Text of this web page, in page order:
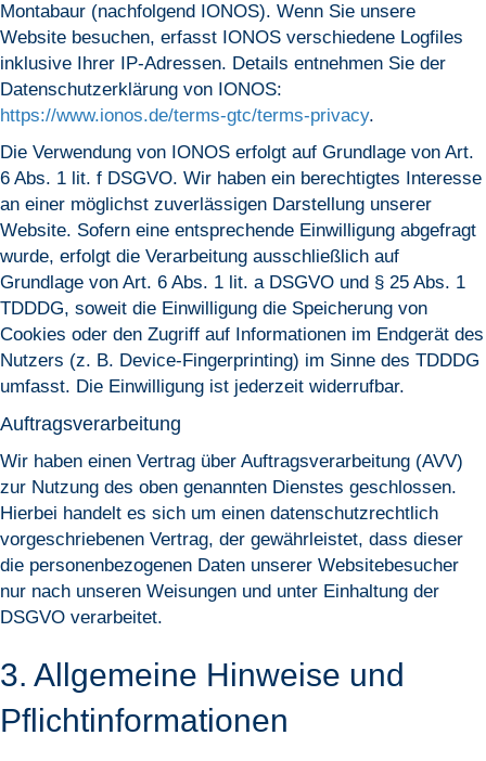
Montabaur (nachfolgend IONOS). Wenn Sie unsere
Website besuchen, erfasst IONOS verschiedene Logfiles
inklusive Ihrer IP-Adressen. Details entnehmen Sie der
Datenschutzerklärung von IONOS:
https://www.ionos.de/terms-gtc/terms-privacy.
Die Verwendung von IONOS erfolgt auf Grundlage von Art.
6 Abs. 1 lit. f DSGVO. Wir haben ein berechtigtes Interesse
an einer möglichst zuverlässigen Darstellung unserer
Website. Sofern eine entsprechende Einwilligung abgefragt
wurde, erfolgt die Verarbeitung ausschließlich auf
Grundlage von Art. 6 Abs. 1 lit. a DSGVO und § 25 Abs. 1
TDDDG, soweit die Einwilligung die Speicherung von
Cookies oder den Zugriff auf Informationen im Endgerät des
Nutzers (z. B. Device-Fingerprinting) im Sinne des TDDDG
umfasst. Die Einwilligung ist jederzeit widerrufbar.
Auftragsverarbeitung
Wir haben einen Vertrag über Auftragsverarbeitung (AVV)
zur Nutzung des oben genannten Dienstes geschlossen.
Hierbei handelt es sich um einen datenschutzrechtlich
vorgeschriebenen Vertrag, der gewährleistet, dass dieser
die personenbezogenen Daten unserer Websitebesucher
nur nach unseren Weisungen und unter Einhaltung der
DSGVO verarbeitet.
3. Allgemeine Hinweise und
Pflicht­informationen